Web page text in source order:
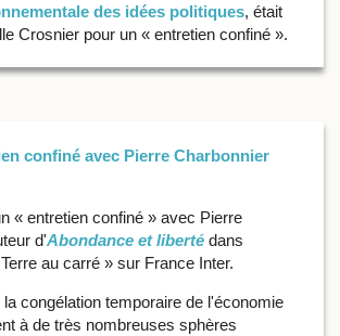
des idées politiques, était
Crosnier pour un « entretien confiné ».
confiné avec Pierre Charbonnier
« entretien confiné » avec Pierre
d'Abondance et liberté dans
au carré » sur France Inter.
congélation temporaire de l'économie
à de très nombreuses sphères